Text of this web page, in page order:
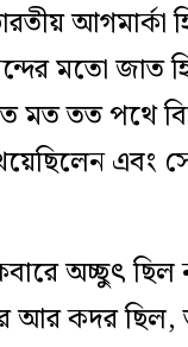
আগমার্কা
মতো জাত
মত তত পথে
এবং
অচ্ছুৎ ছিল
আর কদর ছিল,